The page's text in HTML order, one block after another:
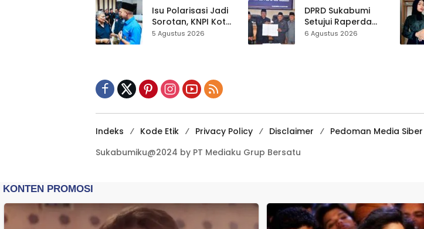
Kewilayahan
Dikebut
Isu Polarisasi Jadi
Sorotan, KNPI Kota
Sukabumi Ajak
5 Agustus 2026
dalam Kasus Sabu
DPRD Sukabumi
Setujui Raperda
Disabilitas,
6 Agustus 2026
Indeks Kode Etik Privacy Policy Disclaimer Pedoman Media Siber
Sukabumiku@2024 by PT Mediaku Grup Bersatu